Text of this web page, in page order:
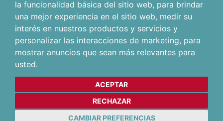
la funcionalidad básica del sitio web, para brindar
una mejor experiencia en el sitio web, medir su
interés en nuestros productos y servicios y
personalizar las interacciones de marketing, para
mostrar anuncios que sean más relevantes para
usted.
ACEPTAR
RECHAZAR
CAMBIAR PREFERENCIAS